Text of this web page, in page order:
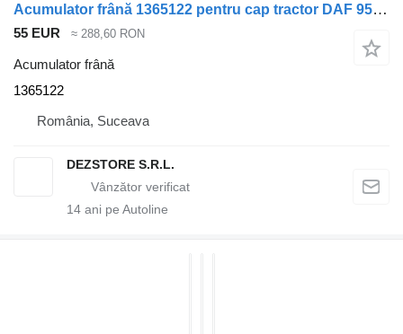
Acumulator frână 1365122 pentru cap tractor DAF 95XF
55 EUR ≈ 288,60 RON
Acumulator frână
1365122
România, Suceava
DEZSTORE S.R.L.
14 ani pe Autoline